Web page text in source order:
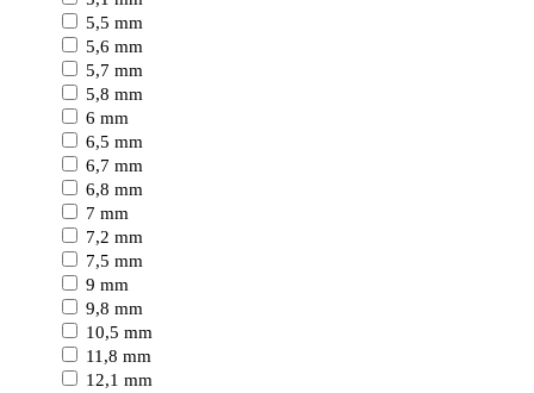
5,5 mm
5,6 mm
5,7 mm
5,8 mm
6 mm
6,5 mm
6,7 mm
6,8 mm
7 mm
7,2 mm
7,5 mm
9 mm
9,8 mm
10,5 mm
11,8 mm
12,1 mm